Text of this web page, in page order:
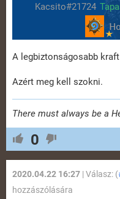
Kacsito#21724
A legbiztonságosabb kraft
Azért meg kell szokni.
There must always be a
0
2020.04.22 16:27 | Válasz: (
hozzászólására